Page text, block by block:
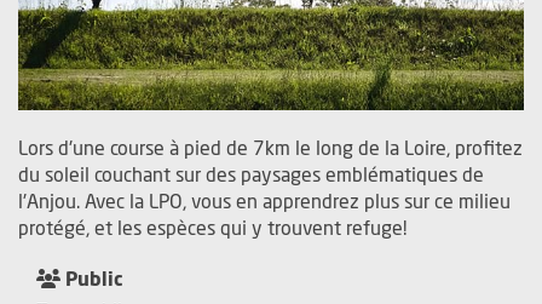
Lors d'une course à pied de 7km le long de la Loire, profitez
du soleil couchant sur des paysages emblématiques de
l'Anjou. Avec la LPO, vous en apprendrez plus sur ce milieu
protégé, et les espèces qui y trouvent refuge!
Public